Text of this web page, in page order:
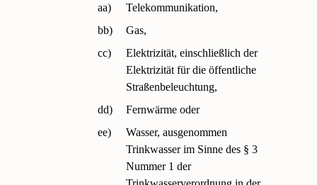
aa)
Telekommunikation,
bb)
Gas,
cc)
Elektrizität, einschließlich der
Elektrizität für die öffentliche
Straßenbeleuchtung,
dd)
Fernwärme oder
ee)
Wasser, ausgenommen
Trinkwasser im Sinne des § 3
Nummer 1 der